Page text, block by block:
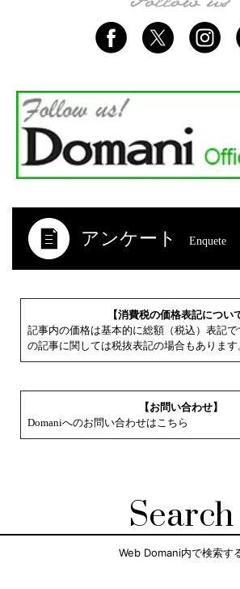
アンケート Enquete
【消費税の価格表記につい
記事内の価格は基本的に総額（税込）表記
の記事に関しては税抜表記の場合もあります
【お問い合わせ】
Domaniへのお問い合わせはこちら
Search
Web Domani内で検索す